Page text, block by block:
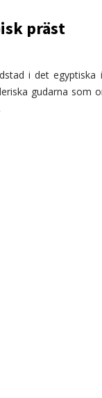
präst
i det
gudarna som